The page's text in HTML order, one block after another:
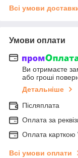
Всі умови
Умови оплати
Ви отримаєте
або гроші
Детальніше
Післяплата
Оплата за
Оплата
Всі умови оплати